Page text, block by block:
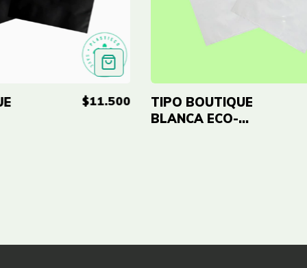
$11.500
TIPO BOUTIQUE
BLANCA ECO-